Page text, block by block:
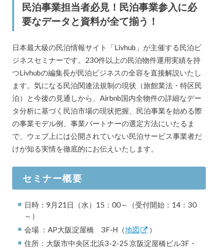
民泊事業担当者必見！民泊事業参入に必
要なデータと資料が全て揃う！
日本最大級の民泊情報サイト「Livhub」が主催する民泊ビ
ジネスセミナーです。230件以上の民泊物件運用実績を持
つLivhubの編集長が民泊ビジネスの全容を直接解説いたし
ます。気になる民泊関連法規制の現状（旅館業法・特区民
泊）と今後の見通しから、Airbnb国内全物件の詳細なデー
タ分析に基づく民泊市場の現状把握、民泊事業を始める際
の事業モデル例、事業パートナーの選定方法にいたるま
で、ウェブ上には公開されていない民泊サービス事業者だ
けが知る実情を徹底的にお伝えいたします。
セミナー概要
日時：9月21日（水）15：00～（受付開始：14：30
～）
会場 ：AP大阪淀屋橋 3F‐H（地図
）
住所：大阪市中央区北浜3-2-25 京阪淀屋橋ビル3F・